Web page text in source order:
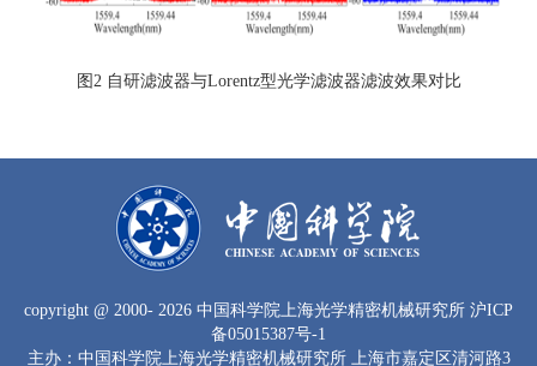
图2 自研滤波器与Lorentz型光学滤波器滤波效果对比
copyright @ 2000- 2026 中国科学院上海光学精密机械研究所 沪ICP
备05015387号-1
主办：中国科学院上海光学精密机械研究所 上海市嘉定区清河路3